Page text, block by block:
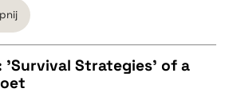
'Survival Strategies' of a